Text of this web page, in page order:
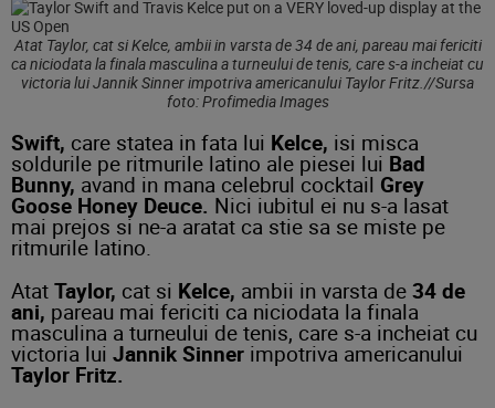
Atat Taylor, cat si Kelce, ambii in varsta de 34 de ani, pareau mai fericiti
ca niciodata la finala masculina a turneului de tenis, care s-a incheiat cu
victoria lui Jannik Sinner impotriva americanului Taylor Fritz.//Sursa
foto: Profimedia Images
Swift, care statea in fata lui Kelce, isi misca
soldurile pe ritmurile latino ale piesei lui Bad
Bunny, avand in mana celebrul cocktail Grey
Goose Honey Deuce. Nici iubitul ei nu s-a lasat
mai prejos si ne-a aratat ca stie sa se miste pe
ritmurile latino.
Atat Taylor, cat si Kelce, ambii in varsta de 34 de
ani, pareau mai fericiti ca niciodata la finala
masculina a turneului de tenis, care s-a incheiat cu
victoria lui Jannik Sinner impotriva americanului
Taylor Fritz.